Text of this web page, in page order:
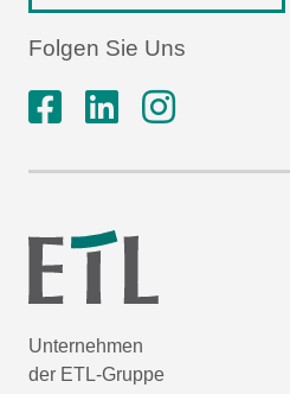
Folgen Sie Uns
Unternehmen
der ETL-Gruppe